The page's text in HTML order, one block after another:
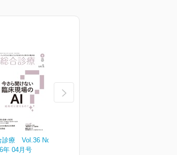
診療 Vol.36 No.4
年 04月号